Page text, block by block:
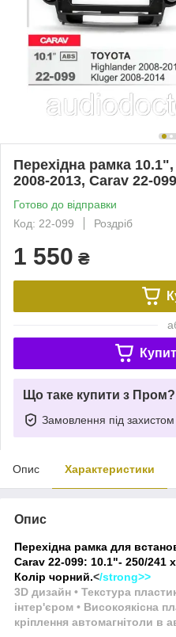
Перехідна рамка
2008-2013, Carav 22-099
Готово до відправки
Код: 22-099
Роздріб
1 550 ₴
Що таке купити з Пром?
Замовлення під захистом
Опис Характеристики
Опис
Перехідна рамка для
Carav 22-099: 10.1"- 250/241
Колір чорний.</strong>>
3D дизайн • Текстура
інтер'єром • Високоякісна
кріплення автомагнітоли в